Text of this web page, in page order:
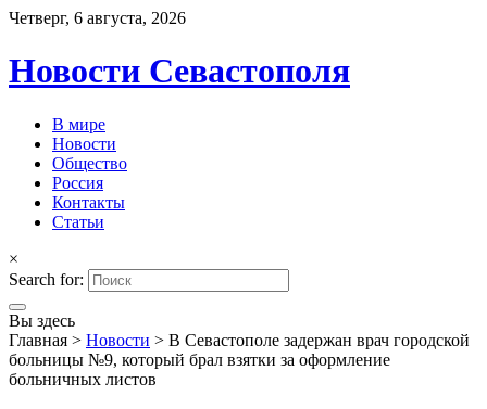
Четверг, 6 августа, 2026
Новости Севастополя
В мире
Новости
Общество
Россия
Контакты
Статьи
×
Search for:
Вы здесь
Главная > Новости > В Севастополе задержан врач городской
больницы №9, который брал взятки за оформление
больничных листов